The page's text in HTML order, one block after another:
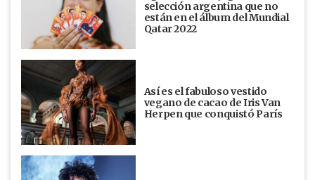
selección argentina que no
están en el álbum del Mundial
Qatar 2022
Así es el fabuloso vestido
vegano de cacao de Iris Van
Herpen que conquistó París